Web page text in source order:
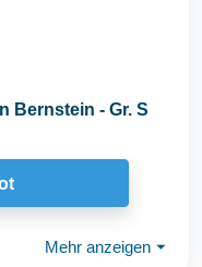
Bernstein - Gr. S
Mehr anzeigen ⏷